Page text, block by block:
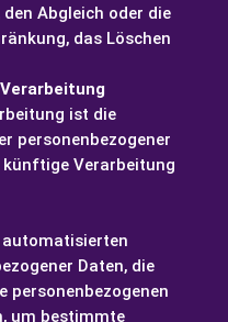
Abgleich oder die
das Löschen
ist die
personenbezogener
Verarbeitung
Daten, die
personenbezogenen
um bestimmte